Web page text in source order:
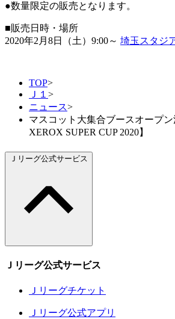
●数量限定の販売となります。
■販売日時・場所
2020年2月8日（土）9:00～ 埼玉スタジ
TOP>
Ｊ１ >
ニュース>
マスコット大集合ブースオープ
XEROX SUPER CUP 2020】
Ｊリーグ公式サービス
Ｊリーグ公式サービス
Ｊリーグチケット
Ｊリーグ公式アプリ